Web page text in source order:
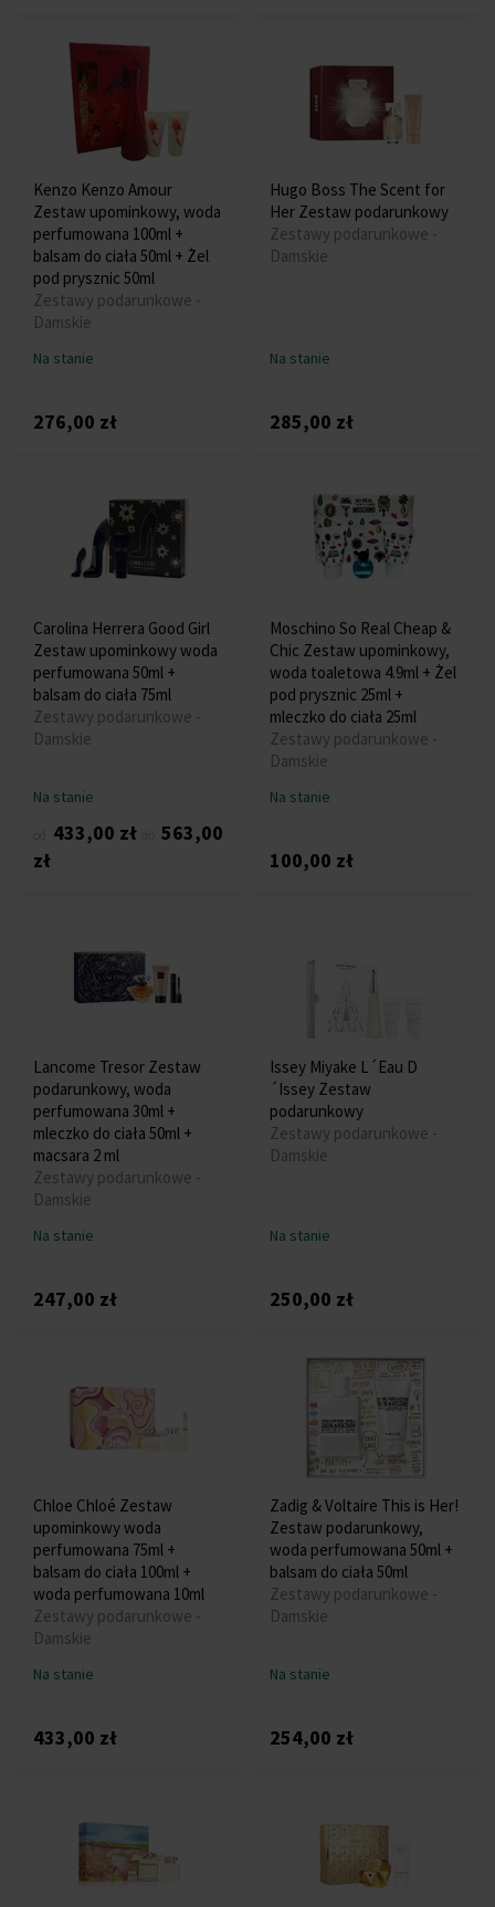
Kenzo Kenzo Amour
Zestaw upominkowy, woda
perfumowana 100ml +
balsam do ciała 50ml + Żel
pod prysznic 50ml
Zestawy podarunkowe -
Damskie
Na stanie
276,00 zł
Hugo Boss The Scent for
Her Zestaw podarunkowy
Zestawy podarunkowe -
Damskie
Na stanie
285,00 zł
Carolina Herrera Good Girl
Zestaw upominkowy woda
perfumowana 50ml +
balsam do ciała 75ml
Zestawy podarunkowe -
Damskie
Na stanie
433,00 zł
563,00
zł
Moschino So Real Cheap &
Chic Zestaw upominkowy,
woda toaletowa 4.9ml + Żel
pod prysznic 25ml +
mleczko do ciała 25ml
Zestawy podarunkowe -
Damskie
Na stanie
100,00 zł
Lancome Tresor Zestaw
podarunkowy, woda
perfumowana 30ml +
mleczko do ciała 50ml +
macsara 2 ml
Zestawy podarunkowe -
Damskie
Na stanie
247,00 zł
Issey Miyake L´Eau D
´Issey Zestaw
podarunkowy
Zestawy podarunkowe -
Damskie
Na stanie
250,00 zł
Chloe Chloé Zestaw
upominkowy woda
perfumowana 75ml +
balsam do ciała 100ml +
woda perfumowana 10ml
Zestawy podarunkowe -
Damskie
Na stanie
433,00 zł
Zadig & Voltaire This is Her!
Zestaw podarunkowy,
woda perfumowana 50ml +
balsam do ciała 50ml
Zestawy podarunkowe -
Damskie
Na stanie
254,00 zł